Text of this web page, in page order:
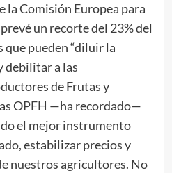
la Comisión Europea para
un recorte del 23% del
que pueden “diluir la
debilitar a las
de Frutas y
OPFH —ha recordado—
el mejor instrumento
estabilizar precios y
nuestros agricultores. No